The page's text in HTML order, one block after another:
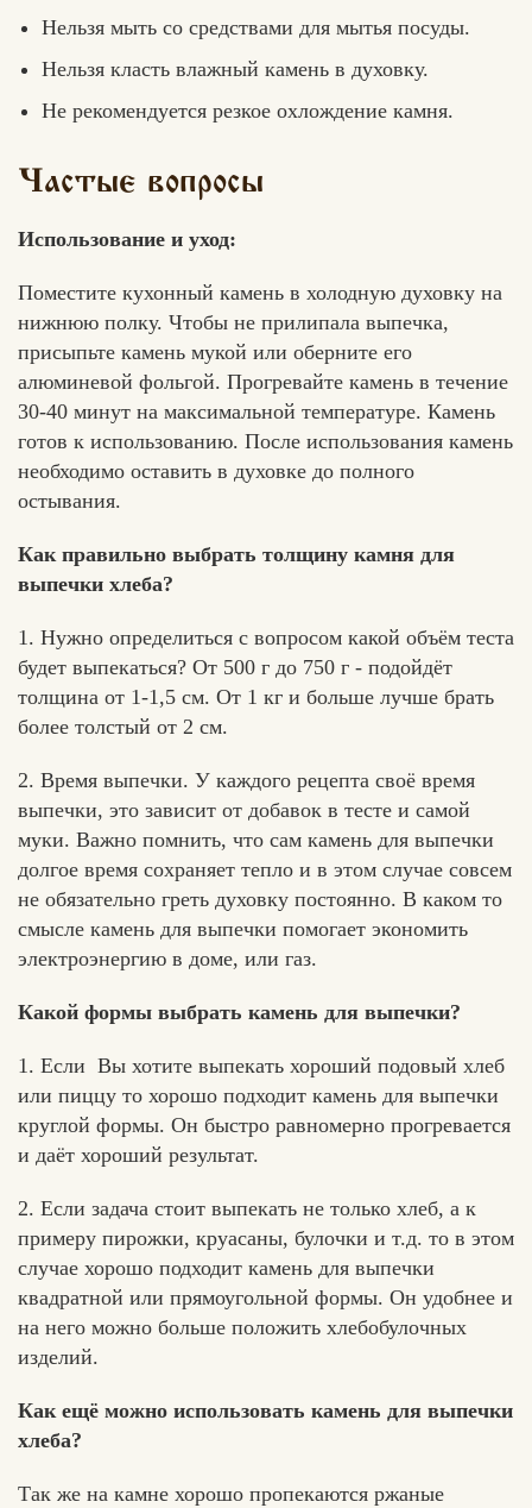
Нельзя мыть со средствами для мытья посуды.
Нельзя класть влажный камень в духовку.
Не рекомендуется резкое охлождение камня.
Частые вопросы
Использование и уход:
Поместите кухонный камень в холодную духовку на
нижнюю полку. Чтобы не прилипала выпечка,
присыпьте камень мукой или оберните его
алюминевой фольгой. Прогревайте камень в течение
30-40 минут на максимальной температуре. Камень
готов к использованию. После использования камень
необходимо оставить в духовке до полного
остывания.
Как правильно выбрать толщину камня для
выпечки хлеба?
1. Нужно определиться с вопросом какой объём теста
будет выпекаться? От 500 г до 750 г - подойдёт
толщина от 1-1,5 см. От 1 кг и больше лучше брать
более толстый от 2 см.
2. Время выпечки. У каждого рецепта своё время
выпечки, это зависит от добавок в тесте и самой
муки. Важно помнить, что сам камень для выпечки
долгое время сохраняет тепло и в этом случае совсем
не обязательно греть духовку постоянно. В каком то
смысле камень для выпечки помогает экономить
электроэнергию в доме, или газ.
Какой формы выбрать камень для выпечки?
1. Если Вы хотите выпекать хороший подовый хлеб
или пиццу то хорошо подходит камень для выпечки
круглой формы. Он быстро равномерно прогревается
и даёт хороший результат.
2. Если задача стоит выпекать не только хлеб, а к
примеру пирожки, круасаны, булочки и т.д. то в этом
случае хорошо подходит камень для выпечки
квадратной или прямоугольной формы. Он удобнее и
на него можно больше положить хлебобулочных
изделий.
Как ещё можно использовать камень для выпечки
хлеба?
Так же на камне хорошо пропекаются ржаные